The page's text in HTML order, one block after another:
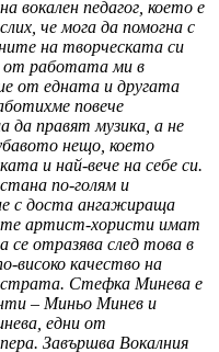
вокален педагог, което е
че мога да помогна с
на творческата си
от работата ми в
от едната и другата
повече
да правят музика, а не
нещо, което
и най-вече на себе си.
по-голям и
с доста ангажираща
артист-хористи имат
отразява след това в
високо качество на
Стефка Минева е
– Миньо Минев и
едни от
Завършва Вокалния